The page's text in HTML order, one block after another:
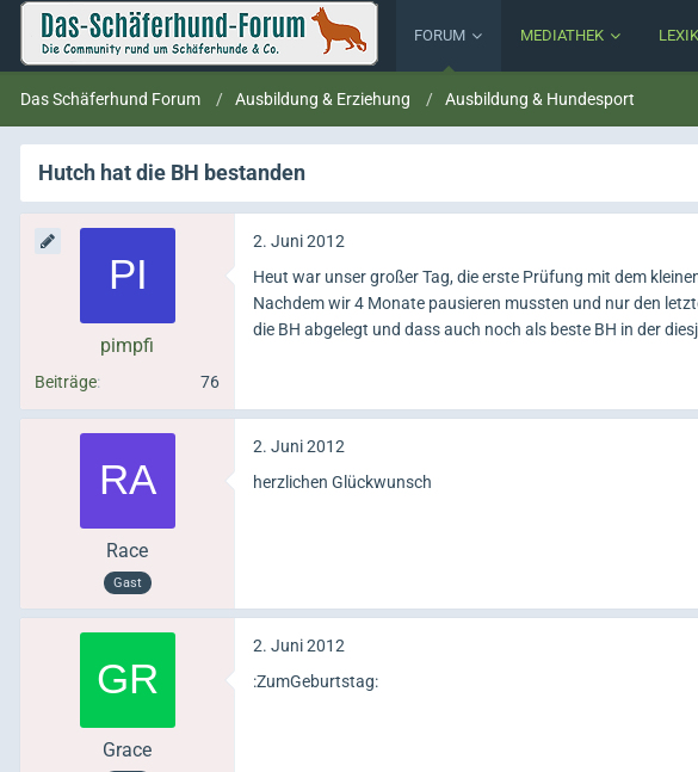
FORUM MEDIATHEK
Das Schäferhund Forum Ausbildung & Erziehung Ausbildung & Hundesport
Hutch hat die BH bestanden
pimpfi
Beiträge 76
2. Juni 2012
Heut war unser großer Tag, die erste Prüfung mit dem
Nachdem wir 4 Monate pausieren mussten und nur den
die BH abgelegt und dass auch noch als beste BH in der
Race
Gast
2. Juni 2012
herzlichen Glückwunsch
Grace
2. Juni 2012
:ZumGeburtstag: